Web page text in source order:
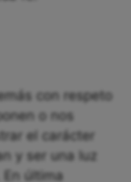
con respeto
o nos
el carácter
y ser una luz
última